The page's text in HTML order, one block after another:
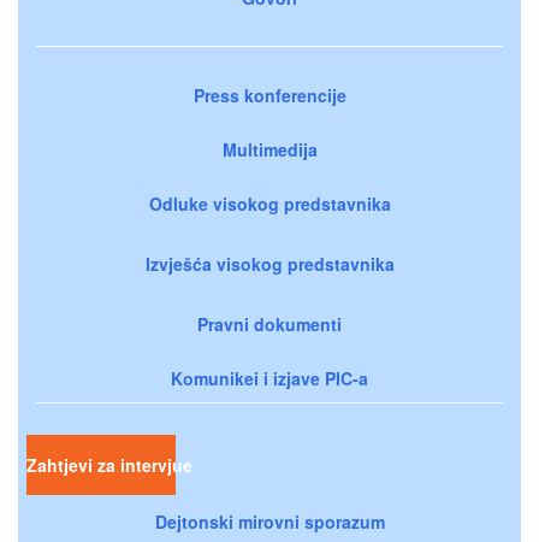
Press konferencije
Multimedija
Odluke visokog predstavnika
Izvješća visokog predstavnika
Pravni dokumenti
Komunikei i izjave PIC-a
Zahtjevi za intervjue
Dejtonski mirovni sporazum